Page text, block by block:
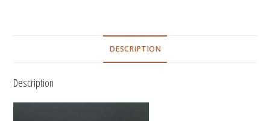
DESCRIPTION
Description